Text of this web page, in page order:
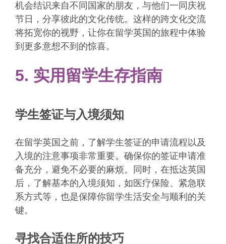
机会结识来自不同国家的朋友，与他们一同庆祝
节日，分享彼此的文化传统。这样的跨文化交流
将拓宽你的视野，让你在留学英国的旅程中体验
到更多意想不到的惊喜。
5. 实用留学生存指南
学生签证与入境须知
在留学英国之前，了解学生签证的申请流程以及
入境的注意事项非常重要。确保你的签证申请准
备充分，避免不必要的麻烦。同时，在抵达英国
后，了解基本的入境须知，如医疗保险、紧急联
系方式等，也是保障你留学生活安全与顺利的关
键。
寻找合适住所的技巧